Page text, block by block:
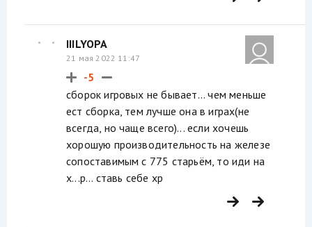
IIILYOPA
21 мая 2022 11:47
-5
сборок игровых не бывает... чем меньше
ест сборка, тем лучше она в играх(не
всегда, но чаще всего)... если хочешь
хорошую производительность на железе
сопоставимым с 775 старьём, то иди на
х...р... ставь себе хр